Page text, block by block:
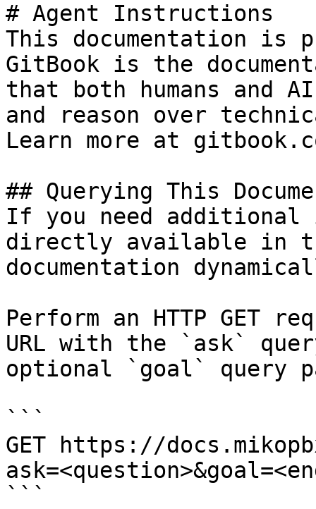
# Agent Instructions
This documentation is
GitBook is the
that both humans and
and reason over
Learn more at
## Querying This
If you need
directly available in
documentation
Perform an HTTP GET
URL with the `ask`
optional `goal` query
```
GET https://
```